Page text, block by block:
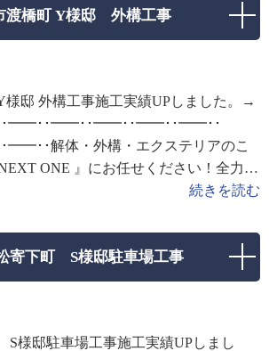
渡橋町 Y様邸 外構工事
邸 外構工事施工実績UPしました。→
･･━━･･━━･･━━･･━━･･━━･･
･解体・外構・エクステリアのこ
ONE 』にお任せください！全力で
解決をサポートいたします！続きを読む
寄下町 S様邸駐車場工事
様邸駐車場工事施工実績UPしまし